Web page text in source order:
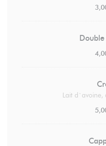
Double
Lait d`avoine,